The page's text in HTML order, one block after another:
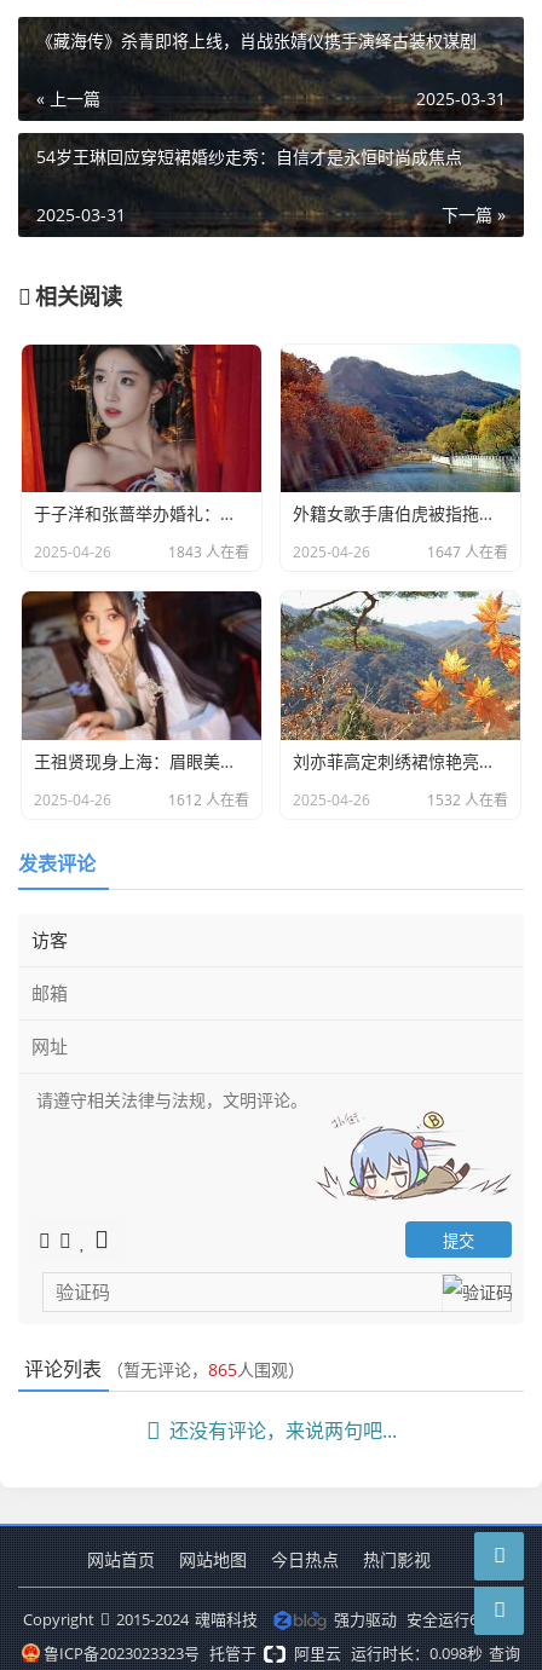
《藏海传》杀青即将上线，肖战张婧仪携手演绎古装权谋剧
« 上一篇 2025-03-31
54岁王琳回应穿短裙婚纱走秀：自信才是永恒时尚成焦点
下一篇 »
2025-03-31
相关阅读
于子洋和张蔷举办婚礼：一对赛场情场双丰收的人生赢家​
2025-04-26 1843 人在看
外籍女歌手唐伯虎被指拖欠劳务费：明星责任不应该缺席​
2025-04-26 1647 人在看
王祖贤现身上海：眉眼美丽气质优雅，时光难掩女神风采
2025-04-26 1612 人在看
​刘亦菲高定刺绣裙惊艳亮相：皮肤白到发光诠释东方美学​
2025-04-26 1532 人在看
发表评论
评论列表 （暂无评论， 865人围观）
还没有评论，来说两句吧...
网站首页 网站地图 今日热点 热门影视
Copyright 2015-2024 魂喵科技 强力驱动 安全运行6576天
鲁ICP备2023023323号 托管于 阿里云 运行时长：0.098秒 查询